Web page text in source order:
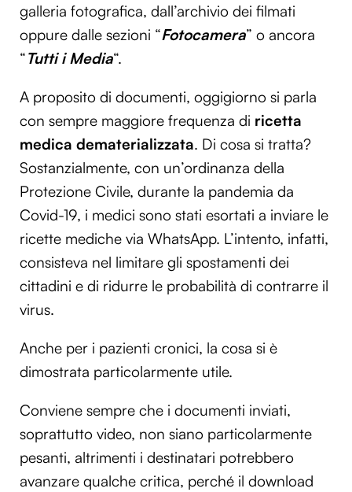
galleria fotografica, dall’archivio dei filmati
oppure dalle sezioni “Fotocamera” o ancora
“Tutti i Media“.
A proposito di documenti, oggigiorno si parla
con sempre maggiore frequenza di ricetta
medica dematerializzata. Di cosa si tratta?
Sostanzialmente, con un’ordinanza della
Protezione Civile, durante la pandemia da
Covid-19, i medici sono stati esortati a inviare le
ricette mediche via WhatsApp. L’intento, infatti,
consisteva nel limitare gli spostamenti dei
cittadini e di ridurre le probabilità di contrarre il
virus.
Anche per i pazienti cronici, la cosa si è
dimostrata particolarmente utile.
Conviene sempre che i documenti inviati,
soprattutto video, non siano particolarmente
pesanti, altrimenti i destinatari potrebbero
avanzare qualche critica, perché il download